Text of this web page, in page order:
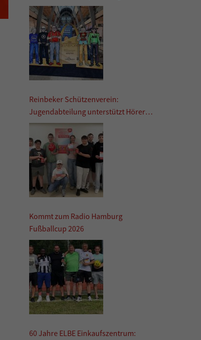
Reinbeker Schützenverein:
Jugendabteilung unterstützt Hörer
helfen Kindern
Kommt zum Radio Hamburg
Fußballcup 2026
60 Jahre ELBE Einkaufszentrum: